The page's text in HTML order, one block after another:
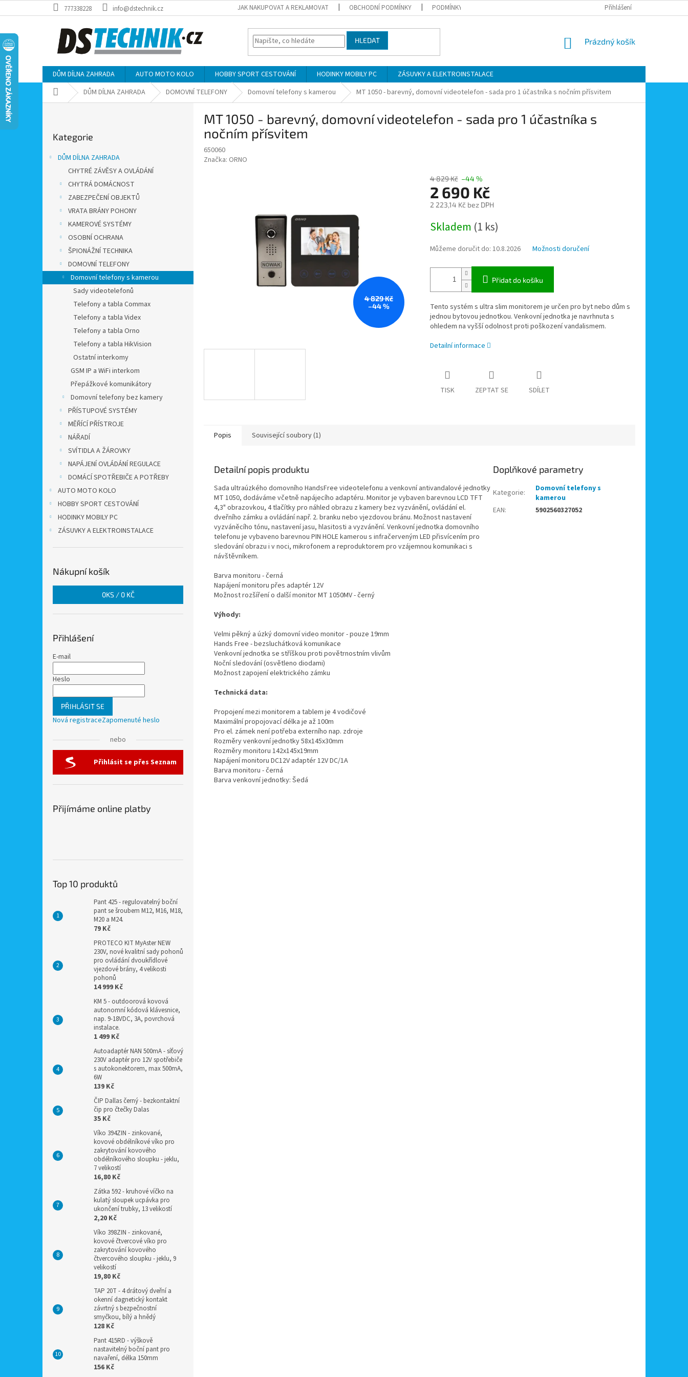
na
777338228 info@dstechnik.cz JAK NAKUPOVAT A REKLAMOVAT OBCHODNÍ PODMÍNKY PODMÍNKY OCHRANY OSOBNÍCH ÚDAJŮ MOJE OBJEDNÁVKA
Přihlášení
HLEDAT
NÁKUPNÍ
Prázdný košík
DŮM DÍLNA ZAHRADA AUTO MOTO KOLO HOBBY SPORT CESTOVÁNÍ HODINKY MOBILY PC
ZÁSUVKY A ELEKTROINSTALACE
Domů DŮM DÍLNA ZAHRADA DOMOVNÍ TELEFONY Domovní telefony s kamerou MT 1050 - barevný, domovní videotelefon - sada pro 1 účastníka s nočním přísvitem
kategorie
Kategorie
DŮM DÍLNA ZAHRADA
CHYTRÉ ZÁVĚSY A OVLÁDÁNÍ
CHYTRÁ DOMÁCNOST
ZABEZPEČENÍ OBJEKTŮ
VRATA BRÁNY POHONY
KAMEROVÉ SYSTÉMY
OSOBNÍ OCHRANA
ŠPIONÁŽNÍ TECHNIKA
DOMOVNÍ TELEFONY
Domovní telefony s kamerou
Sady videotelefonů
Telefony a tabla Commax
Telefony a tabla Videx
Telefony a tabla Orno
Telefony a tabla HikVision
Ostatní interkomy
GSM IP a WiFi interkom
Přepážkové komunikátory
Domovní telefony bez kamery
PŘÍSTUPOVÉ SYSTÉMY
MĚŘÍCÍ PŘÍSTROJE
NÁŘADÍ
SVÍTIDLA A ŽÁROVKY
NAPÁJENÍ OVLÁDÁNÍ REGULACE
DOMÁCÍ SPOTŘEBIČE A POTŘEBY
AUTO MOTO KOLO
HOBBY SPORT CESTOVÁNÍ
HODINKY MOBILY PC
ZÁSUVKY A ELEKTROINSTALACE
Nákupní košík
0KS / 0 KČ
Přihlášení
E-mail
Heslo
PŘIHLÁSIT SE
Nová registraceZapomenuté heslo
nebo
Přihlásit se přes Seznam
Přijímáme online platby
Top 10 produktů
Pant 425 - regulovatelný boční
pant se šroubem M12, M16, M18,
M20 a M24.
79 Kč
PROTECO KIT MyAster NEW
230V, nové kvalitní sady pohonů
pro ovládání dvoukřídlové
vjezdové brány, 4 velikosti
pohonů
14 999 Kč
KM 5 - outdoorová kovová
autonomní kódová klávesnice,
nap. 9-18VDC, 3A, povrchová
instalace.
1 499 Kč
Autoadaptér NAN 500mA - síťový
230V adaptér pro 12V spotřebiče
s autokonektorem, max 500mA,
6W
139 Kč
ČIP Dallas černý - bezkontaktní
čip pro čtečky Dalas
35 Kč
Víko 394ZIN - zinkované,
kovové obdélníkové víko pro
zakrytování kovového
obdélníkového sloupku - jeklu,
7 velikostí
16,80 Kč
Zátka 592 - kruhové víčko na
kulatý sloupek ucpávka pro
ukončení trubky, 13 velikostí
2,20 Kč
Víko 398ZIN - zinkované,
kovové čtvercové víko pro
zakrytování kovového
čtvercového sloupku - jeklu, 9
velikostí
19,80 Kč
TAP 20T - 4 drátový dveřní a
okenní dagnetický kontakt
závrtný s bezpečnostní
smyčkou, bílý a hnědý
128 Kč
Pant 415RD - výškově
nastavitelný boční pant pro
navaření, délka 150mm
156 Kč
MT 1050 - barevný, domovní videotelefon - sada pro 1 účastníka s
nočním přísvitem
650060
Značka: ORNO
4 829 Kč
–44 %
4 829 Kč –44 %
2 690 Kč
2 223,14 Kč bez DPH
cena:
Skladem (1 ks)
Můžeme doručit do: 10.8.2026 Možnosti doručení
Přidat do košíku
Tento systém s ultra slim monitorem je určen pro byt nebo dům s
jednou bytovou jednotkou. Venkovní jednotka je navrhnuta s
ohledem na vyšší odolnost proti poškození vandalismem.
Detailní informace
TISK ZEPTAT SE SDÍLET
Popis Související soubory (1)
Detailní popis produktu
Sada ultraúzkého domovního HandsFree videotelefonu a venkovní antivandalové jednotky
MT 1050, dodáváme včetně napájecího adaptéru. Monitor je vybaven barevnou LCD TFT
4,3" obrazovkou, 4 tlačítky pro náhled obrazu z kamery bez vyzvánění, ovládání el.
dveřního zámku a ovládání např. 2. branku nebo vjezdovou bránu. Možnost nastavení
vyzváněcího tónu, nastavení jasu, hlasitosti a vyzvánění. Venkovní jednotka domovního
telefonu je vybaveno barevnou PIN HOLE kamerou s infračerveným LED přisvícením pro
sledování obrazu i v noci, mikrofonem a reproduktorem pro vzájemnou komunikaci s
návštěvníkem.
Barva monitoru - černá
Napájení monitoru přes adaptér 12V
Možnost rozšíření o další monitor MT 1050MV - černý
Výhody:
Velmi pěkný a úzký domovní video monitor - pouze 19mm
Hands Free - bezsluchátková komunikace
Venkovní jednotka se stříškou proti povětrnostním vlivům
Noční sledování (osvětleno diodami)
Možnost zapojení elektrického zámku
Technická data:
Propojení mezi monitorem a tablem je 4 vodičové
Maximální propojovací délka je až 100m
Pro el. zámek není potřeba externího nap. zdroje
Rozměry venkovní jednotky 58x145x30mm
Rozměry monitoru 142x145x19mm
Napájení monitoru DC12V adaptér 12V DC/1A
Barva monitoru - černá
Barva venkovní jednotky: Šedá
Doplňkové parametry
Kategorie:
Domovní telefony s
kamerou
EAN: 5902560327052